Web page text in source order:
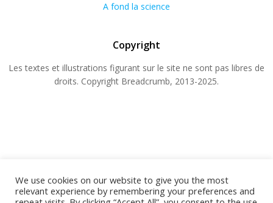
A fond la science
Copyright
Les textes et illustrations figurant sur le site ne sont pas libres de
droits. Copyright Breadcrumb, 2013-2025.
We use cookies on our website to give you the most
relevant experience by remembering your preferences and